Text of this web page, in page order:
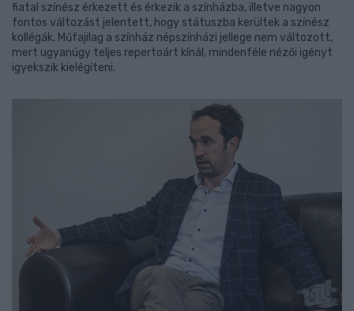
fiatal színész érkezett és érkezik a színházba, illetve nagyon
fontos változást jelentett, hogy státuszba kerültek a színész
kollégák. Műfajilag a színház népszínházi jellege nem változott,
mert ugyanúgy teljes repertoárt kínál, mindenféle nézői igényt
igyekszik kielégíteni.